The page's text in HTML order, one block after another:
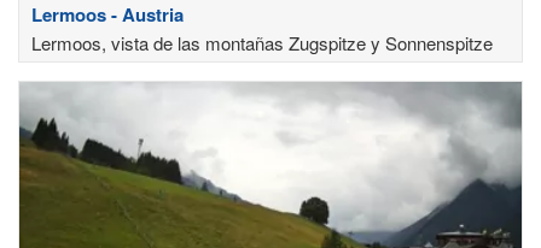
Lermoos - Austria
Lermoos, vista de las montañas Zugspitze y Sonnenspitze